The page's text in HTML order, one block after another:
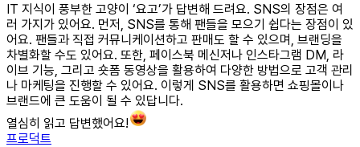
IT 지식이 풍부한 고양이 ‘요고’가 답변해 드려요. SNS의 장점은 여
러 가지가 있어요. 먼저, SNS를 통해 팬들을 모으기 쉽다는 장점이 있
어요. 팬들과 직접 커뮤니케이션하고 판매도 할 수 있으며, 브랜딩을
차별화할 수도 있어요. 또한, 페이스북 메신저나 인스타그램 DM, 라
이브 기능, 그리고 숏폼 동영상을 활용하여 다양한 방법으로 고객 관리
나 마케팅을 진행할 수 있어요. 이렇게 SNS를 활용하면 쇼핑몰이나
브랜드에 큰 도움이 될 수 있답니다.
열심히 읽고 답변했어요!
프로덕트